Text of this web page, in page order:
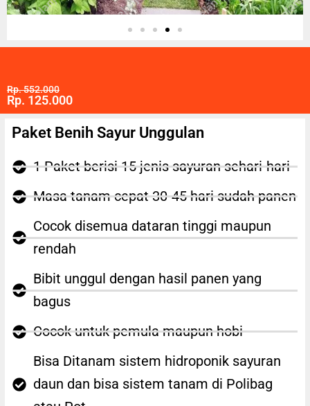
Rp. 552.000
Rp. 125.000
Paket Benih Sayur Unggulan
1 Paket berisi 15 jenis sayuran sehari-hari
Masa tanam cepat 30-45 hari sudah panen
Cocok disemua dataran tinggi maupun
rendah
Bibit unggul dengan hasil panen yang
bagus
Cocok untuk pemula maupun hobi
Bisa Ditanam sistem hidroponik sayuran
daun dan bisa sistem tanam di Polibag